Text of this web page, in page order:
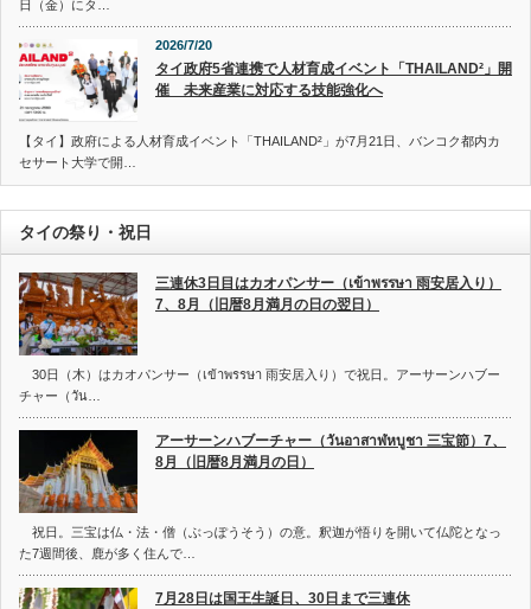
日（金）にタ…
2026/7/20
タイ政府5省連携で人材育成イベント「THAILAND²」開
催 未来産業に対応する技能強化へ
【タイ】政府による人材育成イベント「THAILAND²」が7月21日、バンコク都内カ
セサート大学で開…
タイの祭り・祝日
三連休3日目はカオパンサー（เข้าพรรษา 雨安居入り）
7、8月（旧暦8月満月の日の翌日）
30日（木）はカオパンサー（เข้าพรรษา 雨安居入り）で祝日。アーサーンハブー
チャー（วัน…
アーサーンハブーチャー（วันอาสาฬหบูชา 三宝節）7、
8月（旧暦8月満月の日）
祝日。三宝は仏・法・僧（ぶっぽうそう）の意。釈迦が悟りを開いて仏陀となっ
た7週間後、鹿が多く住んで…
7月28日は国王生誕日、30日まで三連休